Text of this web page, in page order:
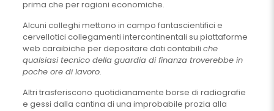
prima che per ragioni economiche.
Alcuni colleghi mettono in campo fantascientifici e
cervellotici collegamenti intercontinentali su piattaforme
web caraibiche per depositare dati contabili che
qualsiasi tecnico della guardia di finanza troverebbe in
poche ore di lavoro.
Altri trasferiscono quotidianamente borse di radiografie
e gessi dalla cantina di una improbabile prozia alla